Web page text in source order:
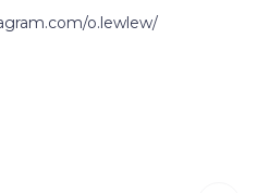
o.lewlew/